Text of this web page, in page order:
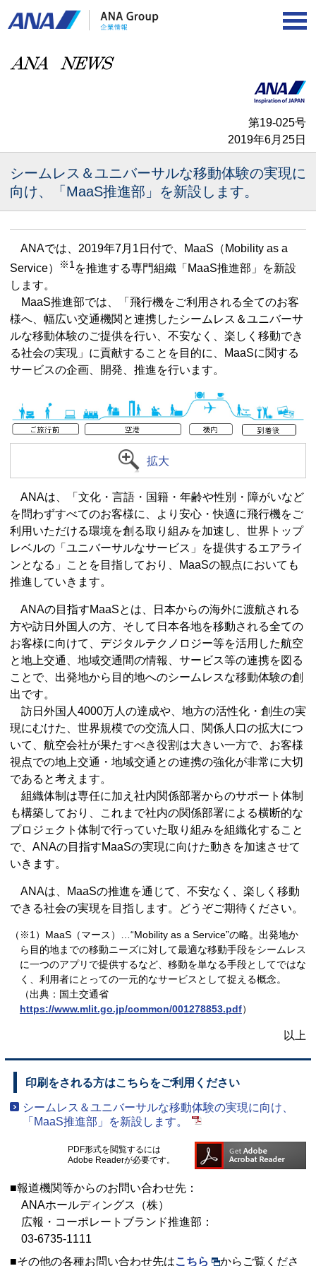
第19-025号
2019年6月25日
シームレス＆ユニバーサルな移動体験の実現に
向け、
「MaaS推進部」を新設します。
ANAでは、2019年7月1日付で、MaaS（Mobility as a
Service）
※1 を推進する専門組織「MaaS推進部」を新設
します。
MaaS推進部では、「飛行機をご利用される全てのお客
様へ、幅広い交通機関と連携したシームレス＆ユニバーサ
ルな移動体験のご提供を行い、不安なく、楽しく移動でき
る社会の実現」に貢献することを目的に、MaaSに関する
サービスの企画、開発、推進を行います。
拡大
ANAは、「文化・言語・国籍・年齢や性別・障がいなど
を問わずすべてのお客様に、より安心・快適に飛行機をご
利用いただける環境を創る取り組みを加速し、世界トップ
レベルの「ユニバーサルなサービス」を提供するエアライ
ンとなる」ことを目指しており、MaaSの観点においても
推進していきます。
ANAの目指すMaaSとは、日本からの海外に渡航される
方や訪日外国人の方、そして日本各地を移動される全ての
お客様に向けて、デジタルテクノロジー等を活用した航空
と地上交通、地域交通間の情報、サービス等の連携を図る
ことで、出発地から目的地へのシームレスな移動体験の創
出です。
訪日外国人4000万人の達成や、地方の活性化・創生の実
現にむけた、世界規模での交流人口、関係人口の拡大につ
いて、航空会社が果たすべき役割は大きい一方で、お客様
視点での地上交通・地域交通との連携の強化が非常に大切
であると考えます。
組織体制は専任に加え社内関係部署からのサポート体制
も構築しており、これまで社内の関係部署による横断的な
プロジェクト体制で行っていた取り組みを組織化すること
で、ANAの目指すMaaSの実現に向けた動きを加速させて
いきます。
ANAは、MaaSの推進を通じて、不安なく、楽しく移動
できる社会の実現を目指します。どうぞご期待ください。
（※1）MaaS（マース）…“Mobility as a Service”の略。出発地か
ら目的地までの移動ニーズに対して最適な移動手段をシームレス
に一つのアプリで提供するなど、移動を単なる手段としてではな
く、利用者にとっての一元的なサービスとして捉える概念。
（出典：国土交通省
https://www.mlit.go.jp/common/001278853.pdf）
以上
印刷をされる方はこちらをご利用ください
シームレス＆ユニバーサルな移動体験の実現に向け、
「MaaS推進部」を新設します。
PDF形式を閲覧するには
Adobe Readerが必要です。
■報道機関等からのお問い合わせ先：
ANAホールディングス（株）
広報・コーポレートブランド推進部：
03-6735-1111
■その他の各種お問い合わせ先はこちら からご覧くださ